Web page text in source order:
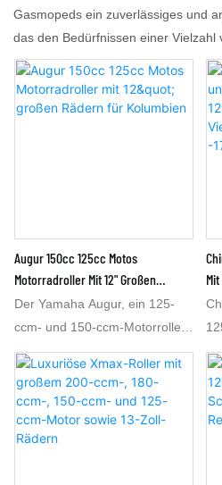
Gasmopeds ein zuverlässiges und
das den Bedürfnissen einer Vielzahl
Augur 150cc 125cc Motos
Motorradroller Mit 12" Großen
Rädern Für Kolumbien
Der Yamaha Augur, ein 125-
ccm- und 150-ccm-Motorroller,
ist mit 12-Zoll-Rädern
ausgestattet. Als neuartiges
Modell wurde er speziell für
Lateinamerika entwickelt und
ist dort unter dem Namen
-
zu